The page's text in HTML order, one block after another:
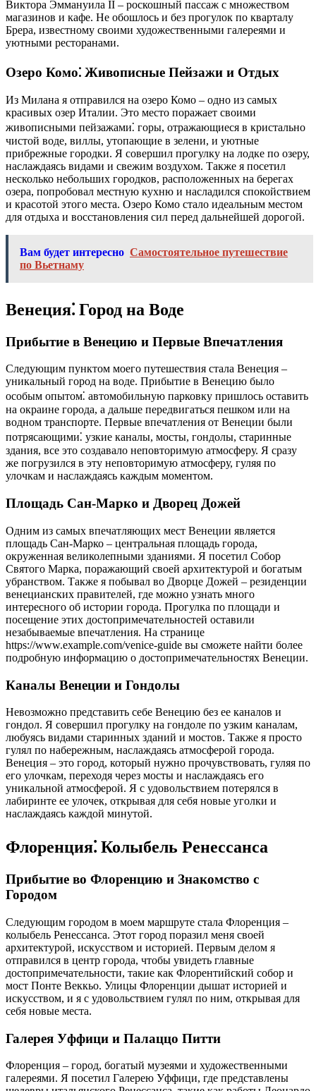
Виктора Эммануила II – роскошный пассаж с множеством
магазинов и кафе. Не обошлось и без прогулок по кварталу
Брера, известному своими художественными галереями и
уютными ресторанами.
Озеро Комо⁚ Живописные Пейзажи и Отдых
Из Милана я отправился на озеро Комо – одно из самых
красивых озер Италии. Это место поражает своими
живописными пейзажами⁚ горы, отражающиеся в кристально
чистой воде, виллы, утопающие в зелени, и уютные
прибрежные городки. Я совершил прогулку на лодке по озеру,
наслаждаясь видами и свежим воздухом. Также я посетил
несколько небольших городков, расположенных на берегах
озера, попробовал местную кухню и насладился спокойствием
и красотой этого места. Озеро Комо стало идеальным местом
для отдыха и восстановления сил перед дальнейшей дорогой.
Вам будет интересно Самостоятельное путешествие
по Вьетнаму
Венеция⁚ Город на Воде
Прибытие в Венецию и Первые Впечатления
Следующим пунктом моего путешествия стала Венеция –
уникальный город на воде. Прибытие в Венецию было
особым опытом⁚ автомобильную парковку пришлось оставить
на окраине города, а дальше передвигаться пешком или на
водном транспорте. Первые впечатления от Венеции были
потрясающими⁚ узкие каналы, мосты, гондолы, старинные
здания, все это создавало неповторимую атмосферу. Я сразу
же погрузился в эту неповторимую атмосферу, гуляя по
улочкам и наслаждаясь каждым моментом.
Площадь Сан-Марко и Дворец Дожей
Одним из самых впечатляющих мест Венеции является
площадь Сан-Марко – центральная площадь города,
окруженная великолепными зданиями. Я посетил Собор
Святого Марка, поражающий своей архитектурой и богатым
убранством. Также я побывал во Дворце Дожей – резиденции
венецианских правителей, где можно узнать много
интересного об истории города. Прогулка по площади и
посещение этих достопримечательностей оставили
незабываемые впечатления. На странице
https://www.example.com/venice-guide вы сможете найти более
подробную информацию о достопримечательностях Венеции.
Каналы Венеции и Гондолы
Невозможно представить себе Венецию без ее каналов и
гондол. Я совершил прогулку на гондоле по узким каналам,
любуясь видами старинных зданий и мостов. Также я просто
гулял по набережным, наслаждаясь атмосферой города.
Венеция – это город, который нужно прочувствовать, гуляя по
его улочкам, переходя через мосты и наслаждаясь его
уникальной атмосферой. Я с удовольствием потерялся в
лабиринте ее улочек, открывая для себя новые уголки и
наслаждаясь каждой минутой.
Флоренция⁚ Колыбель Ренессанса
Прибытие во Флоренцию и Знакомство с
Городом
Следующим городом в моем маршруте стала Флоренция –
колыбель Ренессанса. Этот город поразил меня своей
архитектурой, искусством и историей. Первым делом я
отправился в центр города, чтобы увидеть главные
достопримечательности, такие как Флорентийский собор и
мост Понте Веккьо. Улицы Флоренции дышат историей и
искусством, и я с удовольствием гулял по ним, открывая для
себя новые места.
Галерея Уффици и Палаццо Питти
Флоренция – город, богатый музеями и художественными
галереями. Я посетил Галерею Уффици, где представлены